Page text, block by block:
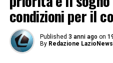
condizioni per il
Published 3 anni ago on
By Redazione